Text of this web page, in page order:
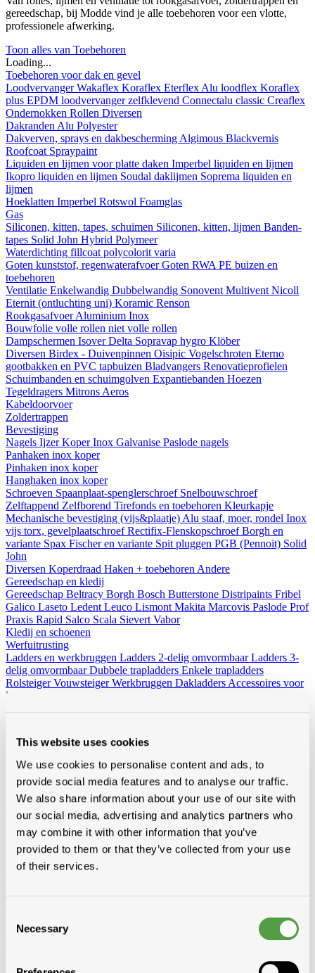
This website uses cookies
We use cookies to personalise content and ads, to
provide social media features and to analyse our traffic.
We also share information about your use of our site with
our social media, advertising and analytics partners who
may combine it with other information that you’ve
provided to them or that they’ve collected from your use
of their services.
Selection
Necessary
gereedschap, bij Modde vind je alle toebehoren voor een vlotte,
professionele afwerking.
Toon alles van Toebehoren
Loading...
Toebehoren voor dak en gevel
LoodvervangerWakaflex Koraflex Eterflex Alu loodflex Koraflex
plus EPDM loodvervanger zelfklevend Connectalu classic Creaflex
Ondernokken Rollen Diversen
Dakranden Alu Polyester
Dakverven, sprays en dakbescherming Algimous Blackvernis
Roofcoat Spraypaint
Liquiden en lijmen voor platte daken Imperbel liquiden en lijmen
Ikopro liquiden en lijmen Soudal daklijmen Soprema liquiden en
lijmen
Hoeklatten Imperbel Rotswol Foamglas
Gas
Siliconen, kitten, tapes, schuimen Siliconen, kitten, lijmen Banden-
tapes Solid John Hybrid Polymeer
Waterdichting fillcoat polycolorit varia
Goten kunststof, regenwaterafvoerGoten RWA PE buizen en
toebehoren
Ventilatie Enkelwandig Dubbelwandig Sonovent Multivent Nicoll
Eternit (ontluchting uni) Koramic Renson
RookgasafvoerAluminium Inox
Bouwfolie volle rollen niet volle rollen
Dampschermen IsoverDelta Sopravap hygro Klöber
Diversen Birdex - Duivenpinnen Oisipic Vogelschroten Eterno
gootbakken en PVC tapbuizen Bladvangers Renovatieprofielen
Schuimbanden en schuimgolven Expantiebanden Hoezen
Tegeldragers Mitrons Aeros
Kabeldoorvoer
Zoldertrappen
Bevestiging
Nagels IjzerKoperInox Galvanise Paslode nagels
Panhaken inox koper
Pinhaken inox koper
Hanghaken inox koper
Schroeven Spaanplaat-spenglerschroef Snelbouwschroef
Zelftappend Zelfborend Tirefonds en toebehoren Kleurkapje
Mechanische bevestiging (vijs&plaatje) Alu staaf, moer, rondel Inox
vijs torx, gevelplaatschroefRectifix-FlenskopschroefBorgh en
variante Spax Fischer en variante Spit pluggen PGB (Pennoit) Solid
John
Diversen Koperdraad Haken + toebehoren Andere
Gereedschap en kledij
Gereedschap Beltracy Borgh Bosch Butterstone Distripaints Fribel
Galico Laseto Ledent Leuco Lismont Makita Marcovis Paslode Prof
Praxis Rapid Salco Scala Sievert Vabor
Kledij en schoenen
Werfuitrusting
Ladders en werkbruggen Ladders 2-delig omvormbaarLadders 3-
delig omvormbaarDubbele trapladders Enkele trapladders
RolsteigerVouwsteigerWerkbruggen Dakladders Accessoires voor
ladders
afwerkingshout zoals planchetten, platen en boordplanken – bij
Modde vind je een ruim aanbod houtproducten voor elke
toepassing.
Toon alles van Hout
Loading...
Pannelatten
Epicia
RND
Voligen
Douglas gedrenkt
KVH-FJ niet gedrenkt